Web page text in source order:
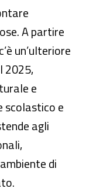
A partire
un’ulteriore
2025,
e
scolastico e
agli
di